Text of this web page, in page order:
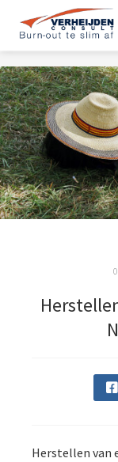
Herstellen van